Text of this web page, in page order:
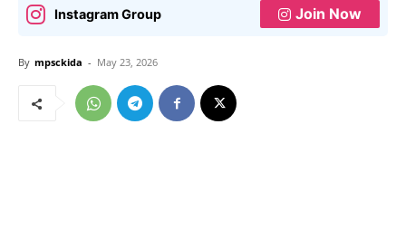
Instagram Group Join Now
By mpsckida - May 23, 2026